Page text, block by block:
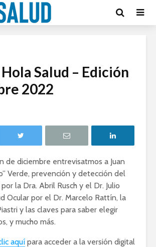
Salud – Edición
2022
de diciembre entrevisatmos a Juan
Verde, prevención y detección del
la Dra. Abril Rusch y el Dr. Julio
Ocular por el Dr. Marcelo Rattín, la
y las claves para saber elegir
y mucho más.
aquí para acceder a la versión digital